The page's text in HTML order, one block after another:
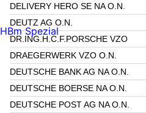
DELIVERY HERO SE NA O.N.
DEUTZ AG O.N.
DR.ING.H.C.F.PORSCHE VZO
DRAEGERWERK VZO O.N.
DEUTSCHE BANK AG NA O.N.
DEUTSCHE BOERSE NA O.N.
DEUTSCHE POST AG NA O.N.
HBm Spezial